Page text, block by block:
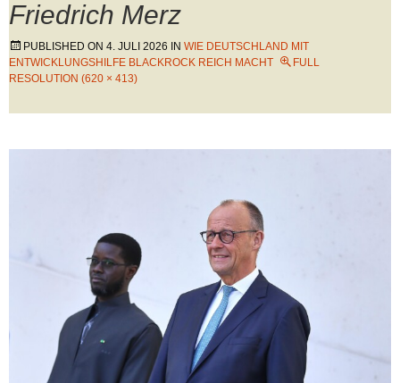
Friedrich Merz
PUBLISHED ON 4. JULI 2026 IN WIE DEUTSCHLAND MIT
ENTWICKLUNGSHILFE BLACKROCK REICH MACHT
FULL
RESOLUTION (620 × 413)